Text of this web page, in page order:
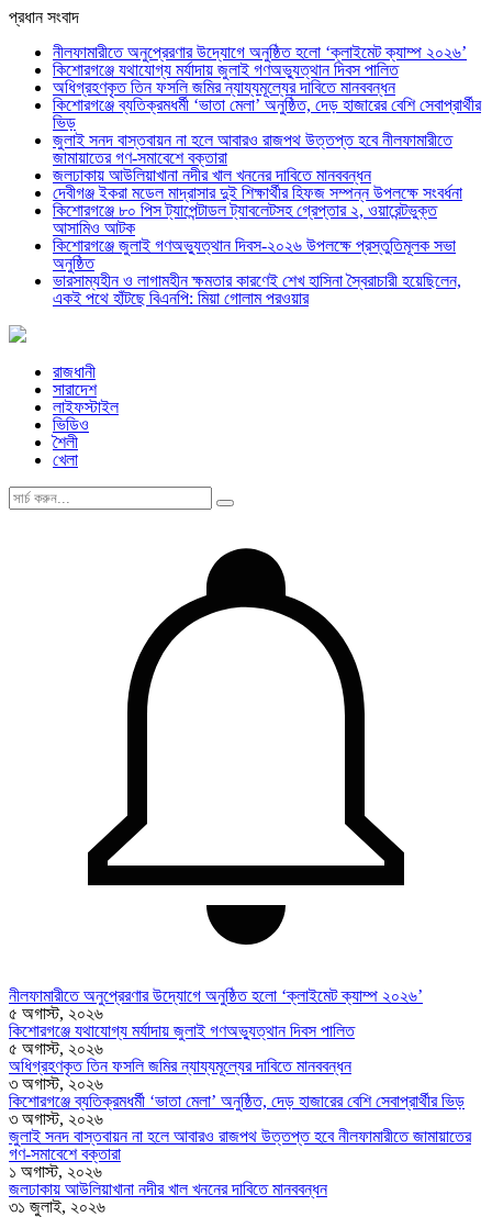
প্রধান সংবাদ
নীলফামারীতে অনুপ্রেরণার উদ্যোগে অনুষ্ঠিত হলো ‘ক্লাইমেট ক্যাম্প ২০২৬’
কিশোরগঞ্জে যথাযোগ্য মর্যাদায় জুলাই গণঅভ্যুত্থান দিবস পালিত
অধিগ্রহণকৃত তিন ফসলি জমির ন্যায্যমূল্যের দাবিতে মানববন্ধন
কিশোরগঞ্জে ব্যতিক্রমধর্মী ‘ভাতা মেলা’ অনুষ্ঠিত, দেড় হাজারের বেশি সেবাপ্রার্থীর
ভিড়
জুলাই সনদ বাস্তবায়ন না হলে আবারও রাজপথ উত্তপ্ত হবে নীলফামারীতে
জামায়াতের গণ-সমাবেশে বক্তারা
জলঢাকায় আউলিয়াখানা নদীর খাল খননের দাবিতে মানববন্ধন
দেবীগঞ্জ ইকরা মডেল মাদ্রাসার দুই শিক্ষার্থীর হিফজ সম্পন্ন উপলক্ষে সংবর্ধনা
কিশোরগঞ্জে ৮০ পিস ট্যাপেন্টাডল ট্যাবলেটসহ গ্রেপ্তার ২, ওয়ারেন্টভুক্ত
আসামিও আটক
কিশোরগঞ্জে জুলাই গণঅভ্যুত্থান দিবস-২০২৬ উপলক্ষে প্রস্তুতিমূলক সভা
অনুষ্ঠিত
ভারসাম্যহীন ও লাগামহীন ক্ষমতার কারণেই শেখ হাসিনা স্বৈরাচারী হয়েছিলেন,
একই পথে হাঁটছে বিএনপি: মিয়া গোলাম পরওয়ার
রাজধানী
সারাদেশ
লাইফস্টাইল
ভিডিও
শৈলী
খেলা
নীলফামারীতে অনুপ্রেরণার উদ্যোগে অনুষ্ঠিত হলো ‘ক্লাইমেট ক্যাম্প ২০২৬’
৫ অগাস্ট, ২০২৬
কিশোরগঞ্জে যথাযোগ্য মর্যাদায় জুলাই গণঅভ্যুত্থান দিবস পালিত
৫ অগাস্ট, ২০২৬
অধিগ্রহণকৃত তিন ফসলি জমির ন্যায্যমূল্যের দাবিতে মানববন্ধন
৩ অগাস্ট, ২০২৬
কিশোরগঞ্জে ব্যতিক্রমধর্মী ‘ভাতা মেলা’ অনুষ্ঠিত, দেড় হাজারের বেশি সেবাপ্রার্থীর ভিড়
৩ অগাস্ট, ২০২৬
জুলাই সনদ বাস্তবায়ন না হলে আবারও রাজপথ উত্তপ্ত হবে নীলফামারীতে জামায়াতের
গণ-সমাবেশে বক্তারা
১ অগাস্ট, ২০২৬
জলঢাকায় আউলিয়াখানা নদীর খাল খননের দাবিতে মানববন্ধন
৩১ জুলাই, ২০২৬